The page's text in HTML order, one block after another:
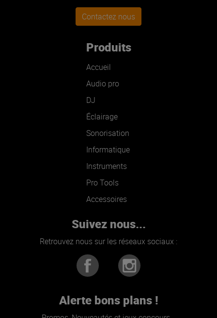
Contactez nous
Produits
Accueil
Audio pro
DJ
Éclairage
Sonorisation
Informatique
Instruments
Pro Tools
Accessoires
Suivez nous...
Retrouvez nous sur les réseaux sociaux :
Alerte bons plans !